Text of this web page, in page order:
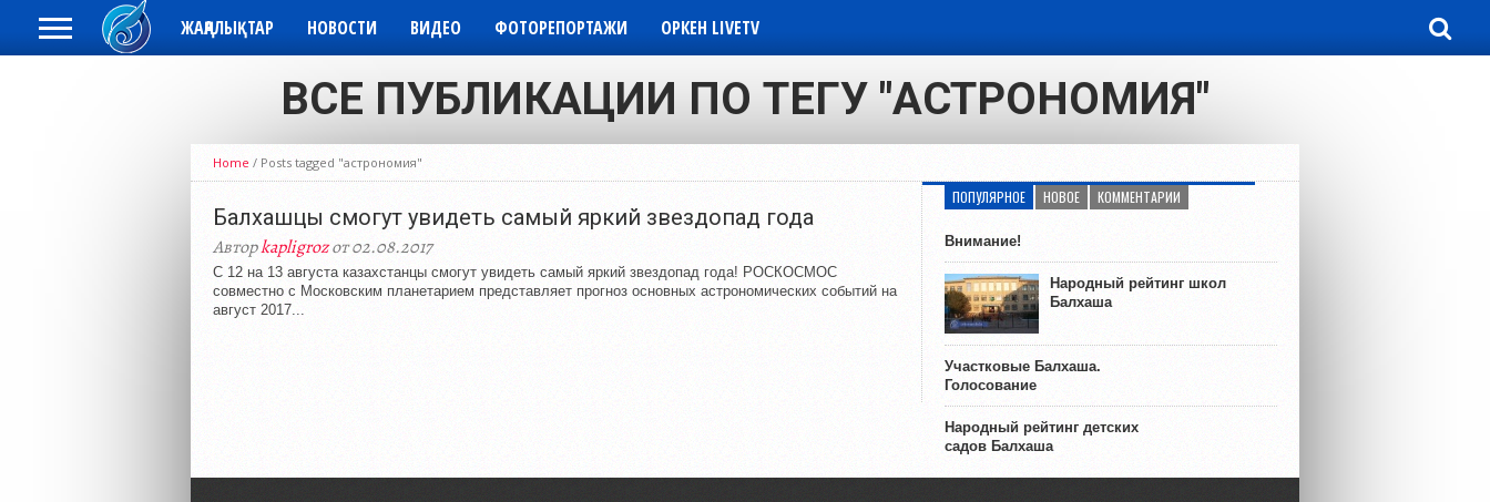
ЖАҢАЛЫҚТАР НОВОСТИ ВИДЕО ФОТОРЕПОРТАЖИ ОРКЕН LIVETV
ВСЕ ПУБЛИКАЦИИ ПО ТЕГУ "АСТРОНОМИЯ"
Home / Posts tagged "астрономия"
Балхашцы смогут увидеть самый яркий звездопад года
Авторkapligrozот 02.08.2017
С 12 на 13 августа казахстанцы смогут увидеть самый яркий звездопад года! РОСКОСМОС
совместно с Московским планетарием представляет прогноз основных астрономических событий на
август 2017...
ПОПУЛЯРНОЕ НОВОЕ КОММЕНТАРИИ
Внимание!
Народный рейтинг школ
Балхаша
Участковые Балхаша.
Голосование
Народный рейтинг детских
садов Балхаша